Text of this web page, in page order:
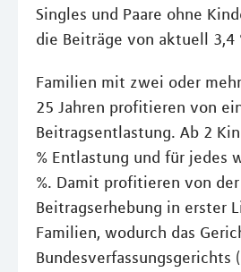
Singles und Paare ohne
die Beiträge von aktuell 3,4
Familien mit zwei oder
25 Jahren profitieren von
Beitragsentlastung. Ab 2
% Entlastung und für jedes
%. Damit profitieren von der
Beitragserhebung in erster
Familien, wodurch das
Bundesverfassungsgerichts